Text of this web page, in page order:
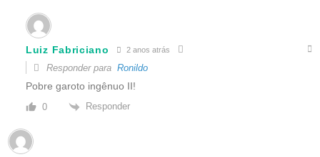
Luiz Fabriciano 2 anos atrás
Responder para Ronildo
Pobre garoto ingênuo II!
0 Responder